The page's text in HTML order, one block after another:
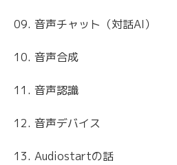
09. 音声チャット（対話AI）
10. 音声合成
11. 音声認識
12. 音声デバイス
13. Audiostartの話